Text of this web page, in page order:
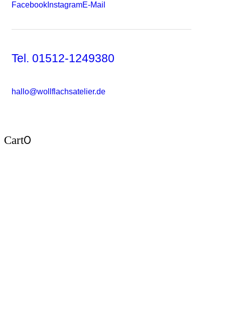
Facebook InstagramE-Mail
Tel. 01512-1249380
hallo@wollflachsatelier.de
Cart0